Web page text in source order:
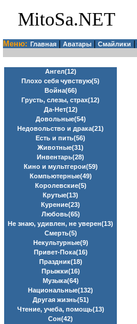
MitoSa.NET
Меню: Главная Аватары Смайлики
Ангел(12)
Плохо себя чувствую(5)
Война(66)
Грусть, слезы, страх(12)
Да-Нет(12)
Довольные(54)
Недовольство и драка(21)
Есть и пить(56)
Животные(31)
Инвентарь(28)
Кино и мультгерои(59)
Компьютерные(49)
Королевские(5)
Крутые(13)
Курение(23)
Любовь(65)
Не знаю, удивлен, не уверен(13)
Смерть(5)
Некультурные(9)
Привет-Пока(16)
Праздник(18)
Прыжки(16)
Музыка(64)
Национальные(132)
Другая жизнь(51)
Чтение, учеба, помощь(13)
Сон(42)